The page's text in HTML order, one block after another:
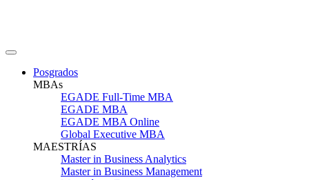
Posgrados
MBAs
EGADE Full-Time MBA
EGADE MBA
EGADE MBA Online
Global Executive MBA
MAESTRÍAS
Master in Business Analytics
Master in Business Management